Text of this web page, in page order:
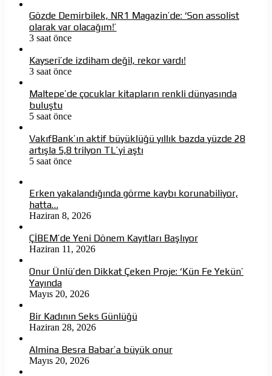
Gözde Demirbilek, NR1 Magazin’de: ‘Son assolist
olarak var olacağım!’
3 saat önce
Kayseri’de izdiham değil, rekor vardı!
3 saat önce
Maltepe’de çocuklar kitapların renkli dünyasında
buluştu
5 saat önce
VakıfBank’ın aktif büyüklüğü yıllık bazda yüzde 28
artışla 5,8 trilyon TL’yi aştı
5 saat önce
Erken yakalandığında görme kaybı korunabiliyor,
hatta…
Haziran 8, 2026
ÇİBEM’de Yeni Dönem Kayıtları Başlıyor
Haziran 11, 2026
Onur Ünlü’den Dikkat Çeken Proje: ‘Kün Fe Yekün’
Yayında
Mayıs 20, 2026
Bir Kadının Seks Günlüğü
Haziran 28, 2026
Almina Besra Babar’a büyük onur
Mayıs 20, 2026